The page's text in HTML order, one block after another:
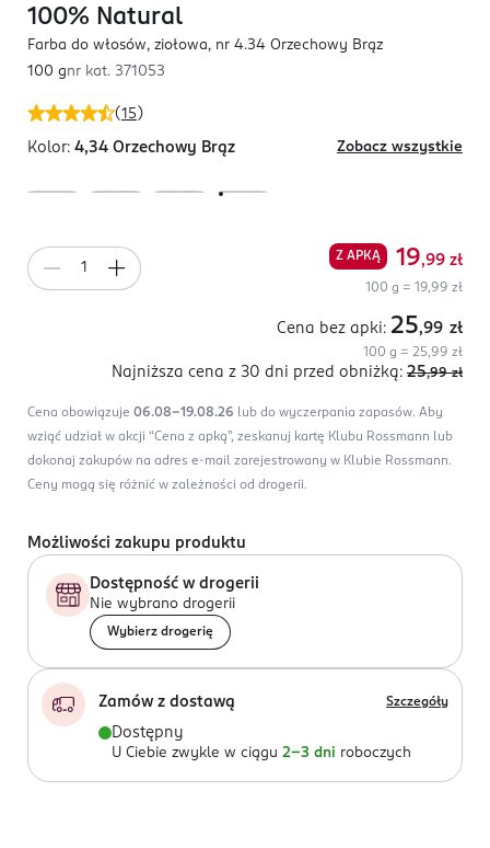
(15 )
100% Natural
Farba do włosów, ziołowa, nr 4.34 Orzechowy Brąz
100 gnr kat. 371053
Kolor: 4,34 Orzechowy Brąz Zobacz wszystkie
Z APKĄ 19,99 zł
100 g = 19,99 zł
Cena bez apki: 25,99 zł
100 g = 25,99 zł
Najniższa cena z 30 dni przed obniżką: 25,99 zł
Cena obowiązuje 06.08-19.08.26 lub do wyczerpania zapasów. Aby
wziąć udział w akcji “Cena z apką”, zeskanuj kartę Klubu Rossmann lub
dokonaj zakupów na adres e-mail zarejestrowany w Klubie Rossmann.
Ceny mogą się różnić w zależności od drogerii.
Możliwości zakupu produktu
Dostępność w drogerii
Nie wybrano drogerii
Wybierz drogerię
Zamów z dostawą Szczegóły
Dostępny
U Ciebie zwykle w ciągu 2-3 dni roboczych